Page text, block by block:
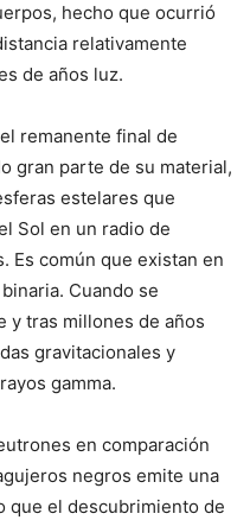
hecho que ocurrió
relativamente
de años luz.
remanente final de
gran parte de su material,
estelares que
Sol en un radio de
Es común que existan en
Cuando se
y tras millones de años
gravitacionales y
gamma.
en comparación
negros emite una
que el descubrimiento de